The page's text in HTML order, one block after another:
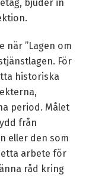
, bjuder in
när ”Lagen om
För
historiska
period. Målet
från
eller den som
arbete för
råd kring